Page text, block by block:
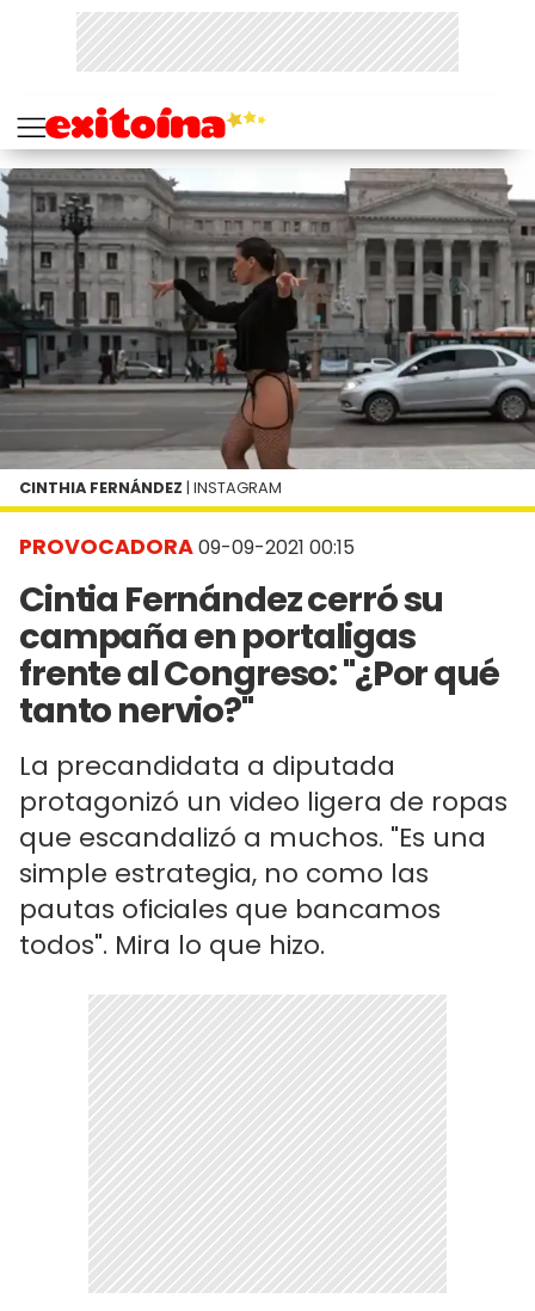
PROVOCADORA09-09-2021 00:15
Cintia Fernández cerró su
campaña en portaligas
frente al Congreso: "¿Por qué
tanto nervio?"
La precandidata a diputada
protagonizó un video ligera de ropas
que escandalizó a muchos. "Es una
simple estrategia, no como las
pautas oficiales que bancamos
todos". Mira lo que hizo.
CINTHIA FERNÁNDEZ | INSTAGRAM